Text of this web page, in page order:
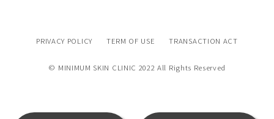
PRIVACY POLICY TERM OF USE TRANSACTION ACT
© MINIMUM SKIN CLINIC 2022 All Rights Reserved